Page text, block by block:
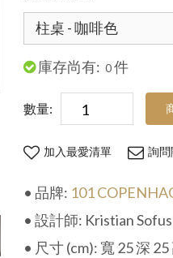
庫存尚有: 0件
數量:
加入最愛清單 詢問
• 品牌: 101
• 設計師: Kristian
• 尺寸 (cm): 寬 25 深 25